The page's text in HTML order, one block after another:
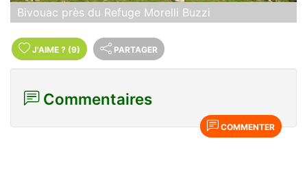
Bivouac près du Refuge Morelli Buzzi
J'AIME ? (9) PARTAGER
Commentaires
COMMENTER